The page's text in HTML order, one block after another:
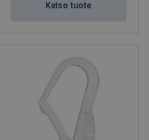
Katso tuote